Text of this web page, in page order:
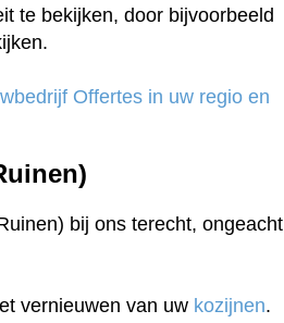
te bekijken, door bijvoorbeeld
Offertes in uw regio en
bij ons terecht, ongeacht
vernieuwen van uw kozijnen.